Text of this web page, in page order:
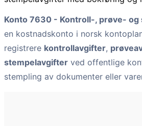
Konto 7630 - Kontroll-, prøve-
en kostnadskonto i norsk
registrere kontrollavgifter,
stempelavgifter ved offentlige
stempling av dokumenter eller